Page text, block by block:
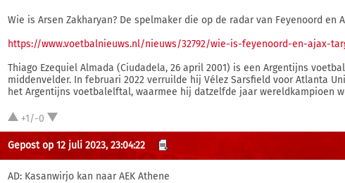
Wie is Arsen Zakharyan? De spelmaker die op de radar van Feyenoord en
https://www.voetbalnieuws.nl/nieuws/32792/wie-is-feyenoord-en-ajax-
Thiago Ezequiel Almada (Ciudadela, 26 april 2001) is een Argentijns
middenvelder. In februari 2022 verruilde hij Vélez Sarsfield voor Atlanta
het Argentijns voetbalelftal, waarmee hij datzelfde jaar wereldkampioen
+1/-0
Gepost op 12 juli 2023, 23:04:22
AD: Kasanwirjo kan naar AEK Athene